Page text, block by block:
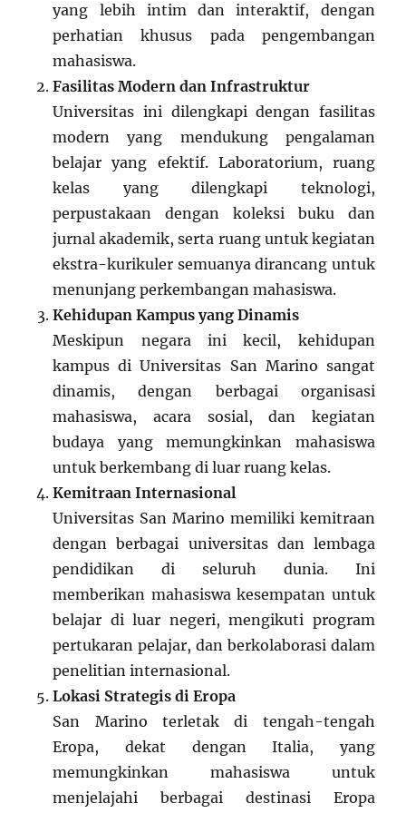
yang lebih intim dan interaktif, dengan
perhatian khusus pada pengembangan
mahasiswa.
Fasilitas Modern dan Infrastruktur
Universitas ini dilengkapi dengan fasilitas
modern yang mendukung pengalaman
belajar yang efektif. Laboratorium, ruang
kelas yang dilengkapi teknologi,
perpustakaan dengan koleksi buku dan
jurnal akademik, serta ruang untuk kegiatan
ekstra-kurikuler semuanya dirancang untuk
menunjang perkembangan mahasiswa.
Kehidupan Kampus yang Dinamis
Meskipun negara ini kecil, kehidupan
kampus di Universitas San Marino sangat
dinamis, dengan berbagai organisasi
mahasiswa, acara sosial, dan kegiatan
budaya yang memungkinkan mahasiswa
untuk berkembang di luar ruang kelas.
Kemitraan Internasional
Universitas San Marino memiliki kemitraan
dengan berbagai universitas dan lembaga
pendidikan di seluruh dunia. Ini
memberikan mahasiswa kesempatan untuk
belajar di luar negeri, mengikuti program
pertukaran pelajar, dan berkolaborasi dalam
penelitian internasional.
Lokasi Strategis di Eropa
San Marino terletak di tengah-tengah
Eropa, dekat dengan Italia, yang
memungkinkan mahasiswa untuk
menjelajahi berbagai destinasi Eropa